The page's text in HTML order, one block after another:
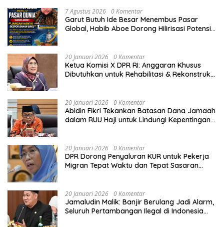
7 Agustus 2026 0 Komentar
Garut Butuh Ide Besar Menembus Pasar
Global, Habib Aboe Dorong Hilirisasi Potensi
20 Januari 2026 0 Komentar
Ketua Komisi X DPR RI: Anggaran Khusus
Dibutuhkan untuk Rehabilitasi & Rekonstruksi
20 Januari 2026 0 Komentar
Abidin Fikri Tekankan Batasan Dana Jamaah
dalam RUU Haji untuk Lindungi Kepentingan
20 Januari 2026 0 Komentar
DPR Dorong Penyaluran KUR untuk Pekerja
Migran Tepat Waktu dan Tepat Sasaran
20 Januari 2026 0 Komentar
Jamaludin Malik: Banjir Berulang Jadi Alarm,
Seluruh Pertambangan Ilegal di Indonesia